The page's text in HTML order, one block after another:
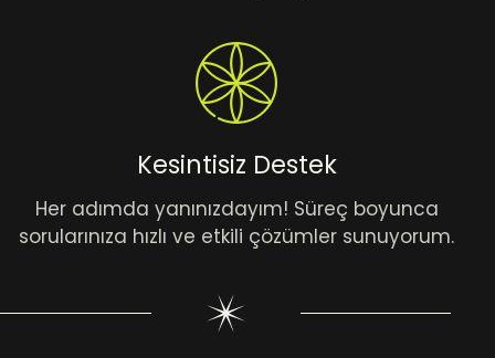
Kesintisiz Destek
Her adımda yanınızdayım! Süreç boyunca
sorularınıza hızlı ve etkili çözümler sunuyorum.